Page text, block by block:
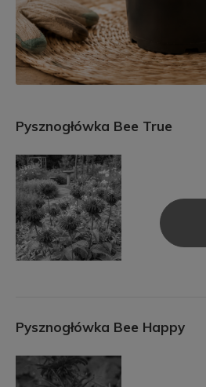
Pysznogłówka Bee True
Pysznogłówka Bee Happy